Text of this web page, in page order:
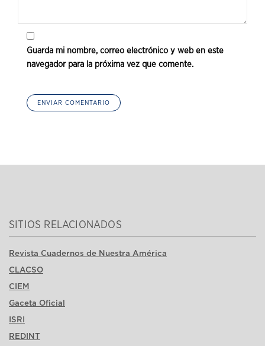
Guarda mi nombre, correo electrónico y web en este
navegador para la próxima vez que comente.
SITIOS RELACIONADOS
Revista Cuadernos de Nuestra América
CLACSO
CIEM
Gaceta Oficial
ISRI
REDINT